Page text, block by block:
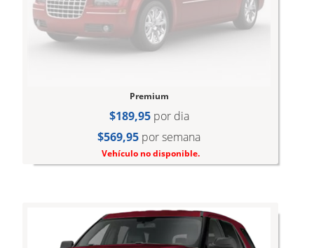
Premium
$189,95por dia
$569,95 por semana
Vehículo no disponible.